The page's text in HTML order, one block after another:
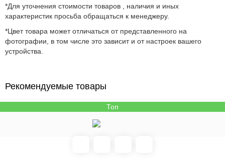
*Для уточнения стоимости товаров , наличия и иных
характеристик просьба обращаться к менеджеру.
*Цвет товара может отличаться от представленного на
фотографии, в том числе это зависит и от настроек вашего
устройства.
Рекомендуемые товары
Топ